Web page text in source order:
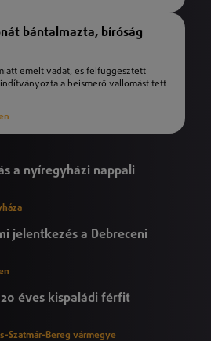
bántalmazta, bíróság
emelt vádat, és felfüggesztett
a beismerő vallomást tett
a nyíregyházi nappali
jelentkezés a Debreceni
éves kispaládi férfit
Szatmár-Bereg vármegye